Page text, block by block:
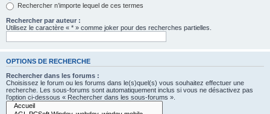
Rechercher n’importe lequel de ces termes
Rechercher par auteur :
Utilisez le caractère « * » comme joker pour des recherches partielles.
OPTIONS DE RECHERCHE
Rechercher dans les forums :
Choisissez le forum ou les forums dans le(s)quel(s) vous souhaitez effectuer une
recherche. Les sous-forums sont automatiquement inclus si vous ne désactivez pas
l’option ci-dessous « Rechercher dans les sous-forums ».